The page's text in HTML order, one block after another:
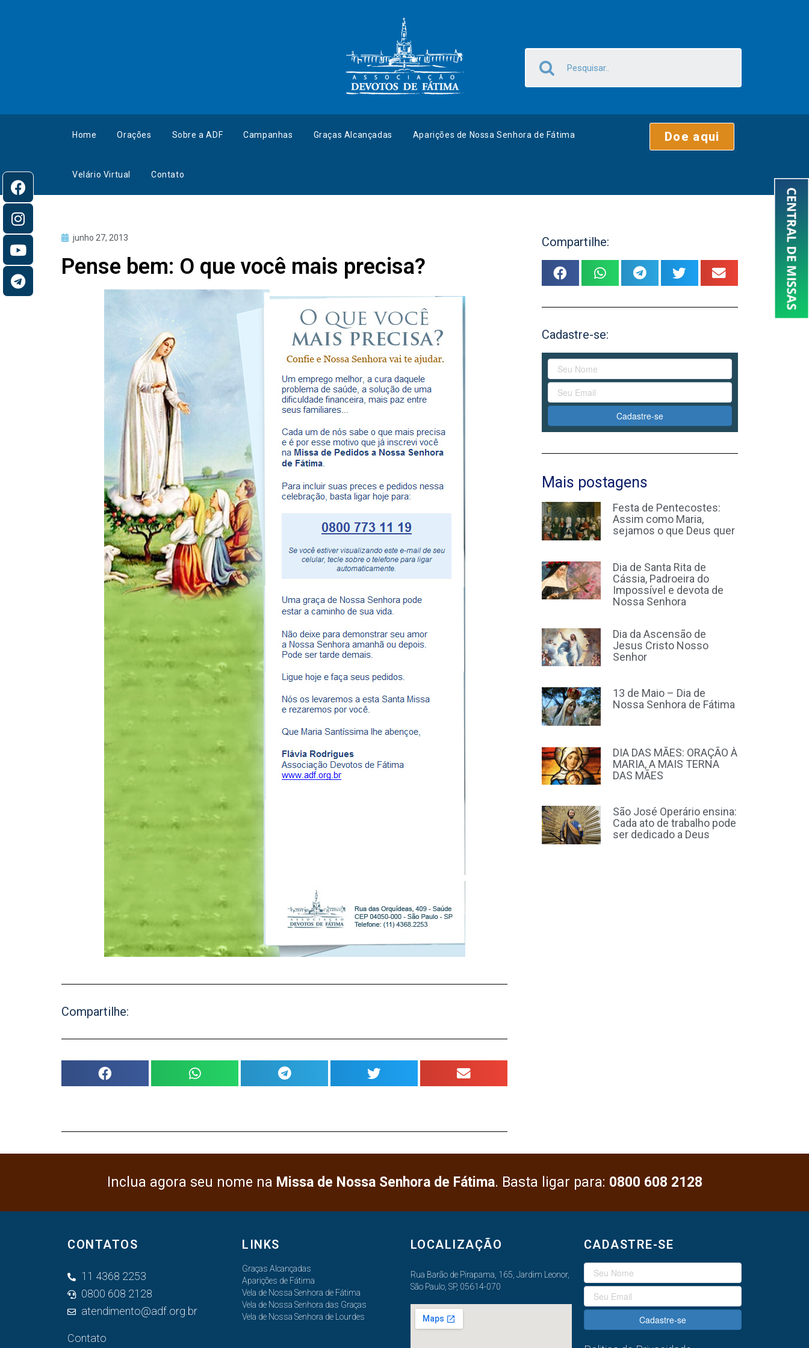
Home Orações Sobre a ADF Campanhas Graças Alcançadas Aparições de Nossa Senhora de Fátima
Velário Virtual Contato
Doe aqui
junho 27, 2013
Pense bem: O que você mais precisa?
Compartilhe:
Compartilhe:
Cadastre-se:
Cadastre-se
Mais postagens
Festa de Pentecostes:
Assim como Maria,
sejamos o que Deus quer
Dia de Santa Rita de
Cássia, Padroeira do
Impossível e devota de
Nossa Senhora
Dia da Ascensão de
Jesus Cristo Nosso
Senhor
13 de Maio – Dia de
Nossa Senhora de Fátima
DIA DAS MÃES: ORAÇÃO À
MARIA, A MAIS TERNA
DAS MÃES
São José Operário ensina:
Cada ato de trabalho pode
ser dedicado a Deus
Inclua agora seu nome na Missa de Nossa Senhora de Fátima. Basta ligar para: 0800 608 2128
CONTATOS
11 4368 2253
0800 608 2128
atendimento@adf.org.br
Contato
LINKS
Graças Alcançadas
Aparições de Fátima
Vela de Nossa Senhora de Fátima
Vela de Nossa Senhora das Graças
Vela de Nossa Senhora de Lourdes
LOCALIZAÇÃO
Rua Barão de Pirapama, 165, Jardim Leonor,
São Paulo, SP, 05614-070
CADASTRE-SE
Cadastre-se